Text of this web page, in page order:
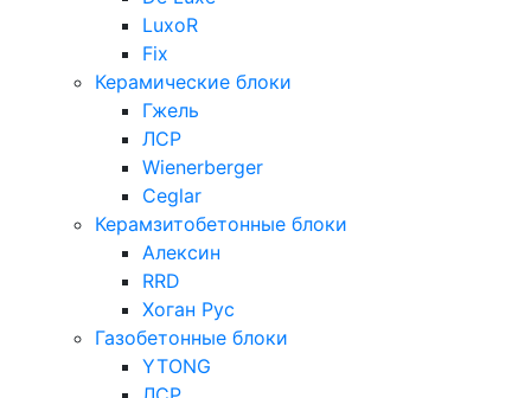
LuxoR
Fix
Керамические блоки
Гжель
ЛСР
Wienerberger
Ceglar
Керамзитобетонные блоки
Алексин
RRD
Хоган Рус
Газобетонные блоки
YTONG